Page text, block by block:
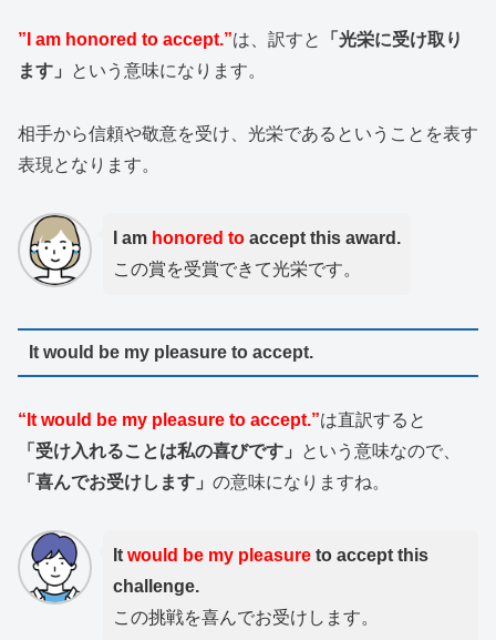
”I am honored to accept.”は、訳すと
「光栄に受け取り
ます」
という意味になります。
相手から信頼や敬意を受け、光栄であるということを表す
表現となります。
I amhonored toaccept this award.
この賞を受賞できて光栄です。
It would be my pleasure to accept.
“It would be my pleasure to accept.”は直訳すると
「受け入れることは私の喜びです」
という意味なので、
「喜んでお受けします」 の意味になりますね。
It would be my pleasureto accept this
challenge.
この挑戦を喜んでお受けします。